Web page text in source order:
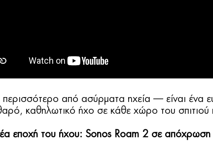
περισσότερο από ασύρματα ηχεία — είναι ένα
καθηλωτικό ήχο σε κάθε χώρο του σπιτιού
εποχή του ήχου: Sonos Roam 2 σε